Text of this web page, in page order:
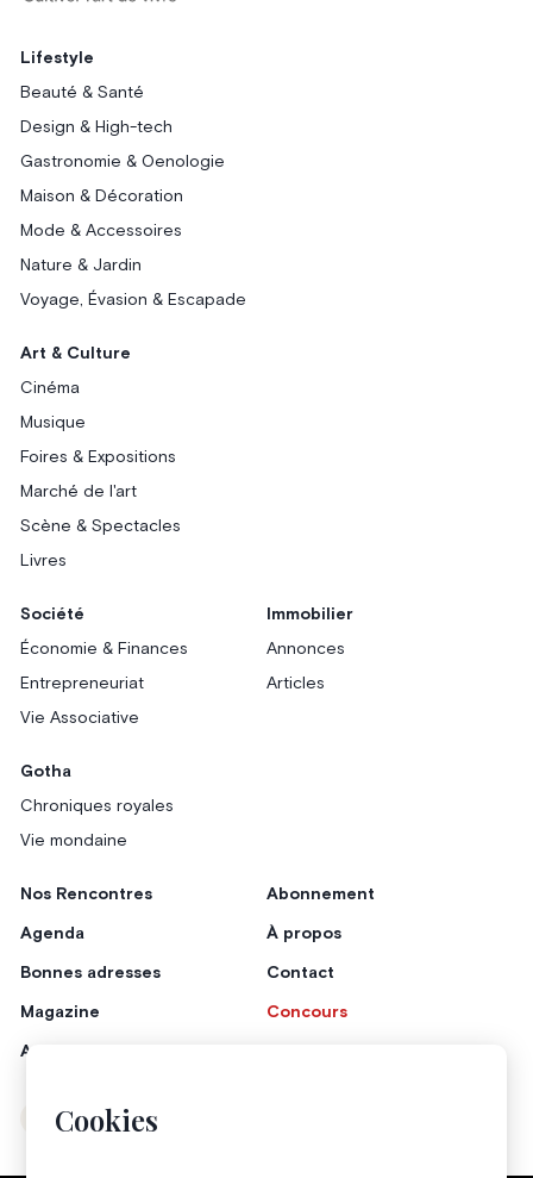
Cookies
Lifestyle
Beauté & Santé
Design & High-tech
Gastronomie & Oenologie
Maison & Décoration
Mode & Accessoires
Nature & Jardin
Voyage, Évasion & Escapade
Art & Culture
Cinéma
Musique
Foires & Expositions
Marché de l'art
Scène & Spectacles
Livres
Société
Économie & Finances
Entrepreneuriat
Vie Associative
Immobilier
Annonces
Articles
Gotha
Chroniques royales
Vie mondaine
Nos Rencontres
Agenda
Bonnes adresses
Magazine
Annonceurs
Abonnement
À propos
Contact
Concours
Instagram